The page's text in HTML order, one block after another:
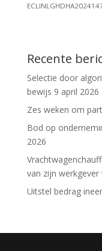
Recente
Selectie door
bewijs 9 april 2026
Zes weken om
Bod op
2026
van zijn werkgever
Uitstel bedrag